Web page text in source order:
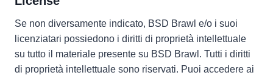
Se non diversamente indicato, BSD Brawl e/o i suoi
licenziatari possiedono i diritti di proprietà intellettuale
su tutto il materiale presente su BSD Brawl. Tutti i diritti
di proprietà intellettuale sono riservati. Puoi accedere ai